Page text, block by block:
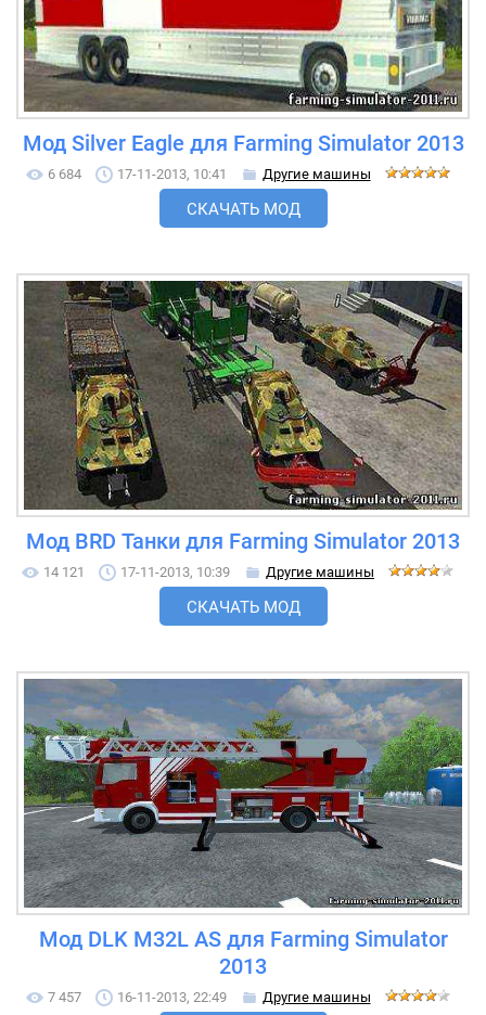
Мод Silver Eagle для Farming Simulator 2013
6 684 17-11-2013, 10:41 Другие машины
СКАЧАТЬ МОД
Мод BRD Танки для Farming Simulator 2013
14 121 17-11-2013, 10:39 Другие машины
СКАЧАТЬ МОД
Мод DLK M32L AS для Farming Simulator
2013
7 457 16-11-2013, 22:49 Другие машины